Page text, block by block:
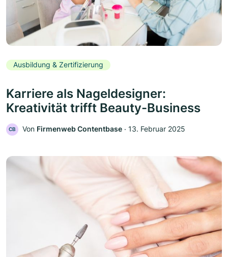
Ausbildung & Zertifizierung
Karriere als Nageldesigner:
Kreativität trifft Beauty-Business
CB Von Firmenweb Contentbase ‧ 13. Februar 2025